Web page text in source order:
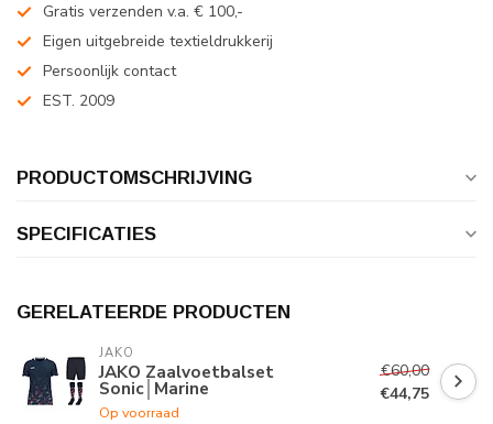
Gratis verzenden v.a. € 100,-
Eigen uitgebreide textieldrukkerij
Persoonlijk contact
EST. 2009
PRODUCTOMSCHRIJVING
SPECIFICATIES
GERELATEERDE PRODUCTEN
JAKO
JAKO Zaalvoetbalset
Sonic│Marine
Op voorraad
€60,00
€44,75